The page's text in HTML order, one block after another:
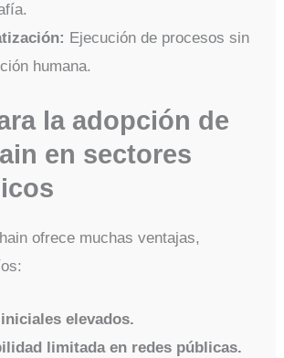
Ejecución de procesos sin
humana.
la adopción de
en sectores
ofrece muchas ventajas,
elevados.
limitada en redes públicas.